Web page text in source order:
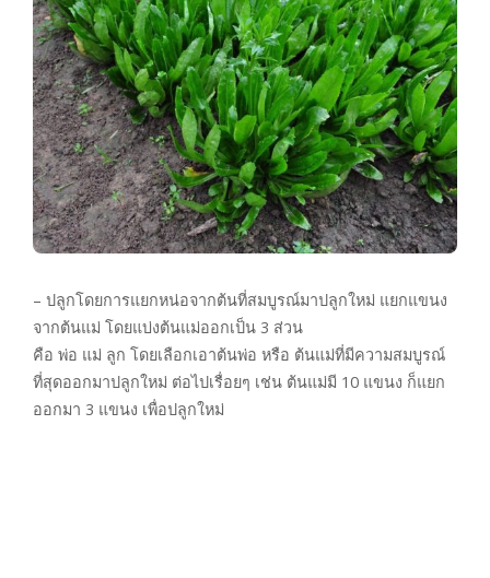
– ปลูกโดยการแยกหน่อจากต้นที่สมบูรณ์มาปลูกใหม่ แยกแขนง
จากต้นแม่ โดยแบ่งต้นแม่ออกเป็น 3 ส่วน
คือ พ่อ แม่ ลูก โดยเลือกเอาต้นพ่อ หรือ ต้นแม่ที่มีความสมบูรณ์
ที่สุดออกมาปลูกใหม่ ต่อไปเรื่อยๆ เช่น ต้นแม่มี 10 แขนง ก็แยก
ออกมา 3 แขนง เพื่อปลูกใหม่